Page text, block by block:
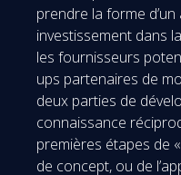
prendre la forme
investissement dans
les fournisseurs
ups partenaires de
deux parties de
connaissance
premières étapes de
de concept, ou de